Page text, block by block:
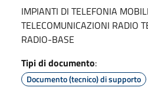
IMPIANTI DI TELEFONIA
TELECOMUNICAZIONI RADIO
RADIO-BASE
Tipi di documento:
Documento (tecnico) di supporto